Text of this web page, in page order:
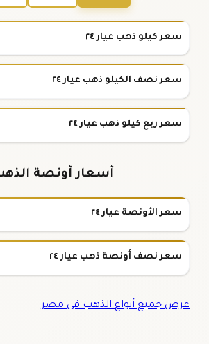
سعر كيلو ذهب عيار ٢٤
سعر نصف الكيلو ذهب عيار ٢٤
سعر ربع كيلو ذهب عيار ٢٤
أسعار أونصة
سعر الأونصة عيار ٢٤
سعر نصف أونصة ذهب عيار ٢٤
عرض جميع أنواع الذهب في مصر